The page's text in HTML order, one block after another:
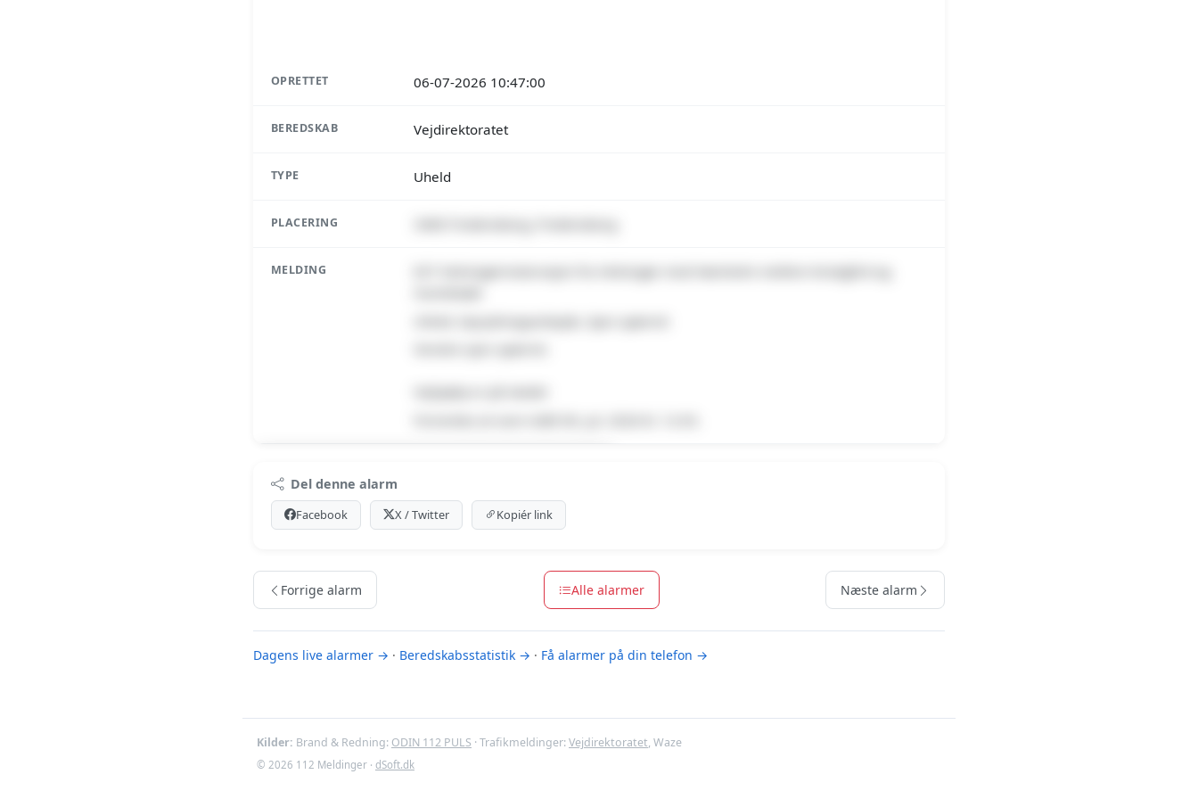
OPRETTET 06-07-2026 10:47:00
BEREDSKAB Vejdirektoratet
TYPE Uheld
PLACERING
MELDING
Log ind med Premium for at se meldingen og kortet.
Se Premium-muligheder
Del denne alarm
Facebook X / Twitter Kopiér link
Forrige alarm Alle alarmer Næste alarm
Dagens live alarmer → · Beredskabsstatistik → · Få alarmer på din telefon →
Kilder: Brand & Redning: ODIN 112 PULS · Trafikmeldinger:Vejdirektoratet, Waze
© 2026 112 Meldinger · dSoft.dk